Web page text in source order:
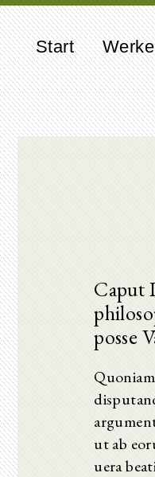
Start Werke
Caput
posse
ut ab
uera